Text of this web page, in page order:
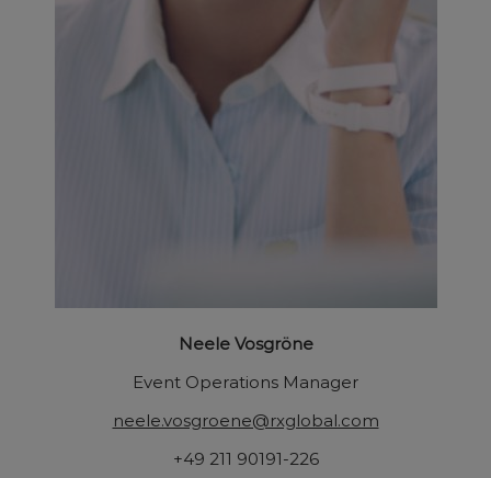
Neele Vosgröne
Event Operations Manager
neele.vosgroene@rxglobal.com
+49 211 90191-226